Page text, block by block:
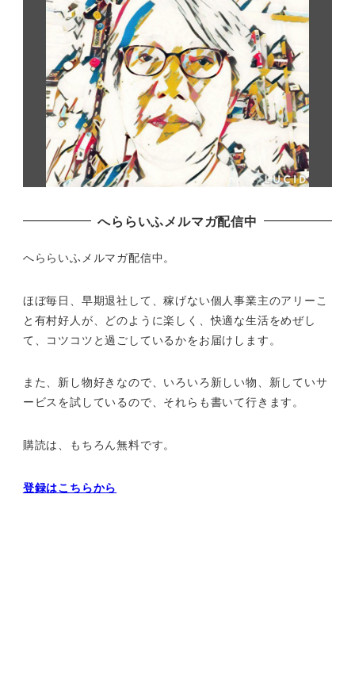
へららいふメルマガ配信中
へららいふメルマガ配信中。
ほぼ毎日、早期退社して、稼げない個人事業主のアリーこ
と有村好人が、どのように楽しく、快適な生活をめぜし
て、 コツコツと過ごしているかをお届けします。
また、新し物好きなので、いろいろ新しい物、 新していサ
ービスを試しているので、それらも書いて行きます。
購読は、もちろん無料です。
登録はこちらから